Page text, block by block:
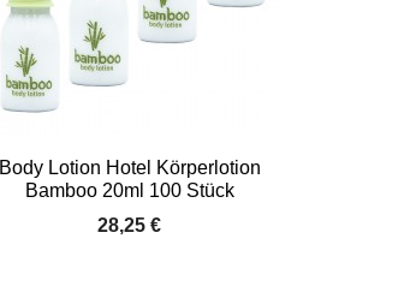
Body Lotion Hotel Körperlotion
Bamboo 20ml 100 Stück
28,25 €
Vorschau